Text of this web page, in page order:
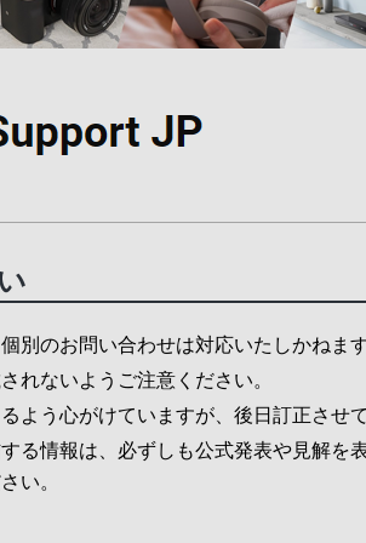
別のお問い合わせは対応いたしかねます
れないようご注意ください。
よう心がけていますが、後日訂正させ
る情報は、必ずしも公式発表や見解
い。